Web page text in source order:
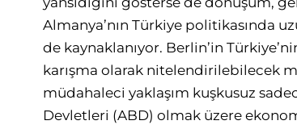
Almanya’nın Türkiye politikasında
de kaynaklanıyor. Berlin’in
karışma olarak nitelendirilebilecek
müdahaleci yaklaşım kuşkusuz
Devletleri (ABD) olmak üzere